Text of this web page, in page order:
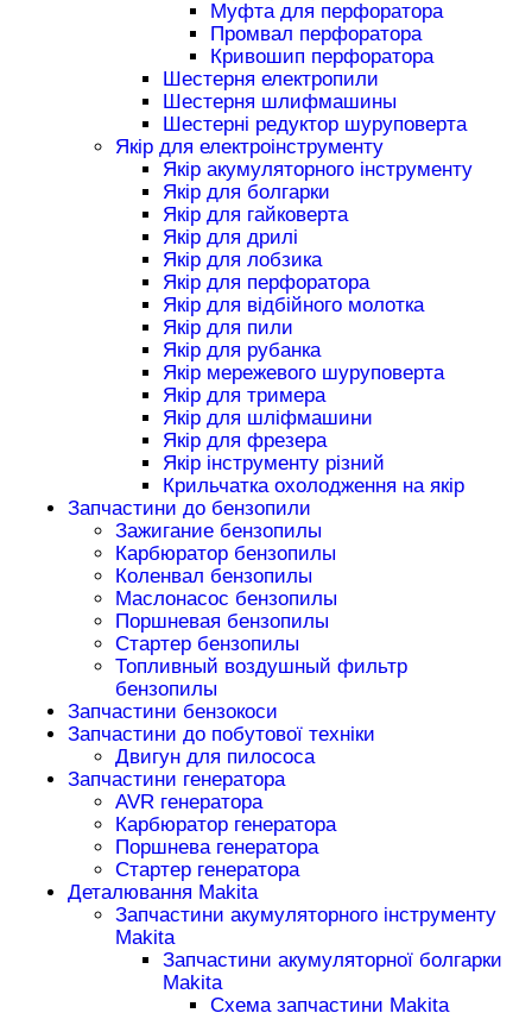
Муфта для перфоратора
Промвал перфоратора
Кривошип перфоратора
Шестерня електропили
Шестерня шлифмашины
Шестерні редуктор шуруповерта
Якір для електроінструменту
Якір акумуляторного інструменту
Якір для болгарки
Якір для гайковерта
Якір для дрилі
Якір для лобзика
Якір для перфоратора
Якір для відбійного молотка
Якір для пили
Якір для рубанка
Якір мережевого шуруповерта
Якір для тримера
Якір для шліфмашини
Якір для фрезера
Якір інструменту різний
Крильчатка охолодження на якір
Запчастини до бензопили
Зажигание бензопилы
Карбюратор бензопилы
Коленвал бензопилы
Маслонасос бензопилы
Поршневая бензопилы
Стартер бензопилы
Топливный воздушный фильтр
бензопилы
Запчастини бензокоси
Запчастини до побутової техніки
Двигун для пилососа
Запчастини генератора
AVR генератора
Карбюратор генератора
Поршнева генератора
Стартер генератора
Деталювання Makita
Запчастини акумуляторного інструменту
Makita
Запчастини акумуляторної болгарки
Makita
Схема запчастини Makita